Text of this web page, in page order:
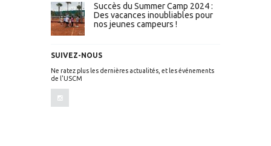
Succès du Summer Camp 2024 :
Des vacances inoubliables pour
nos jeunes campeurs !
SUIVEZ-NOUS
Ne ratez plus les dernières actualités, et les événements
de l'USCM